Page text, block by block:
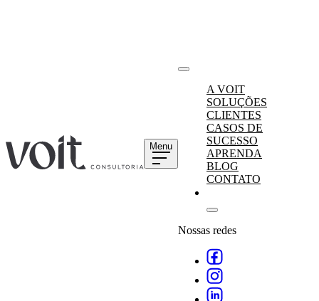
Menu
A VOIT
SOLUÇÕES
CLIENTES
CASOS DE
SUCESSO
APRENDA
BLOG
CONTATO
Nossas redes